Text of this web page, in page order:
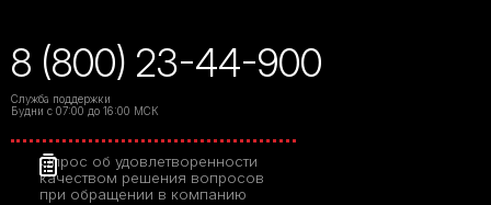
8 (800) 23-44-900
Служба поддержки
Будни с 07:00 до 16:00 МСК
Опрос об удовлетворенности
качеством решения вопросов
при обращении в компанию